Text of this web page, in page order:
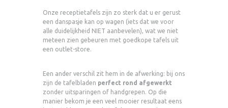
Onze receptietafels zijn zo sterk dat u er gerust
een danspasje kan op wagen (iets dat we voor
alle duidelijkheid NIET aanbevelen), wat we niet
meteen zien gebeuren met goedkope tafels uit
een outlet-store.
Een ander verschil zit hem in de afwerking: bij ons
zijn de tafelbladen perfect rond afgewerkt
zonder uitsparingen of handgrepen. Op die
manier bekom je een veel mooier resultaat eens